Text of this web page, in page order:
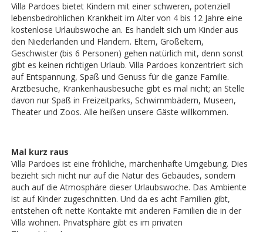
Villa Pardoes bietet Kindern mit einer schweren, potenziell
lebensbedrohlichen Krankheit im Alter von 4 bis 12 Jahre eine
kostenlose Urlaubswoche an. Es handelt sich um Kinder aus
den Niederlanden und Flandern. Eltern, Großeltern,
Geschwister (bis 6 Personen) gehen natürlich mit, denn sonst
gibt es keinen richtigen Urlaub. Villa Pardoes konzentriert sich
auf Entspannung, Spaß und Genuss für die ganze Familie.
Arztbesuche, Krankenhausbesuche gibt es mal nicht; an Stelle
davon nur Spaß in Freizeitparks, Schwimmbädern, Museen,
Theater und Zoos. Alle heißen unsere Gäste willkommen.
Mal kurz raus
Villa Pardoes ist eine fröhliche, märchenhafte Umgebung. Dies
bezieht sich nicht nur auf die Natur des Gebäudes, sondern
auch auf die Atmosphäre dieser Urlaubswoche. Das Ambiente
ist auf Kinder zugeschnitten. Und da es acht Familien gibt,
entstehen oft nette Kontakte mit anderen Familien die in der
Villa wohnen. Privatsphäre gibt es im privaten